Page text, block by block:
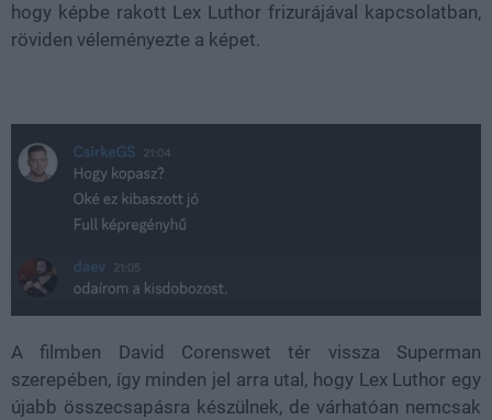
hogy képbe rakott Lex Luthor frizurájával kapcsolatban,
röviden véleményezte a képet.
A filmben David Corenswet tér vissza Superman
szerepében, így minden jel arra utal, hogy Lex Luthor egy
újabb összecsapásra készülnek, de várhatóan nemcsak